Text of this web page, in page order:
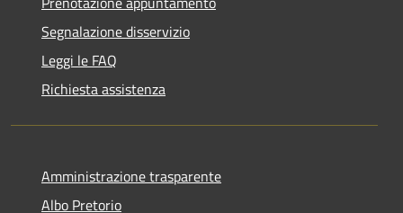
Segnalazione disservizio
Leggi le FAQ
Richiesta assistenza
Amministrazione trasparente
Albo Pretorio